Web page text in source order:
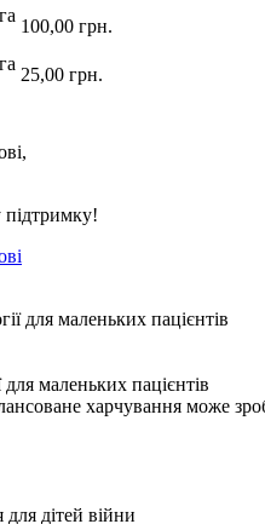
100,00 грн.
25,00 грн.
підтримку!
маленьких пацієнтів
харчування може